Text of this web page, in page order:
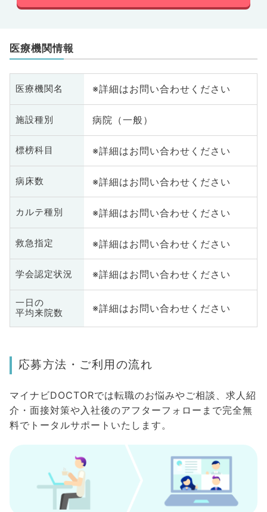
医療機関情報
医療機関名 ※詳細はお問い合わせください
施設種別 病院（一般）
標榜科目 ※詳細はお問い合わせください
病床数 ※詳細はお問い合わせください
カルテ種別 ※詳細はお問い合わせください
救急指定 ※詳細はお問い合わせください
学会認定状況 ※詳細はお問い合わせください
一日の
平均来院数
※詳細はお問い合わせください
応募方法・ご利用の流れ
マイナビDOCTORでは転職のお悩みやご相談、求人紹
介・面接対策や入社後のアフターフォローまで完全無
料でトータルサポートいたします。